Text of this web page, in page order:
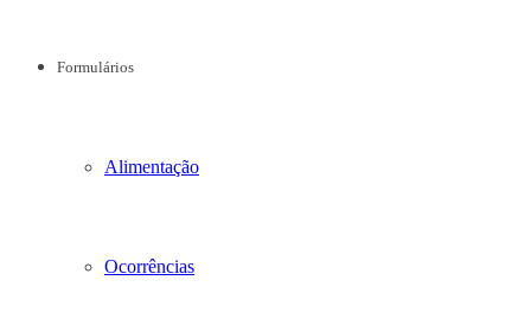
Formulários
Alimentação
Ocorrências